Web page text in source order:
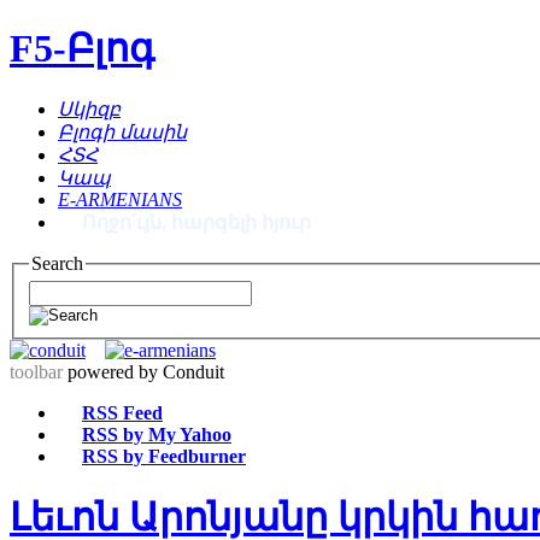
F5-Բլոգ
Սկիզբ
Բլոգի մասին
ՀՏՀ
Կապ
E-ARMENIANS
Search
toolbar powered by Conduit
RSS Feed
RSS by My Yahoo
RSS by Feedburner
Լեւոն Արոնյանը կրկին